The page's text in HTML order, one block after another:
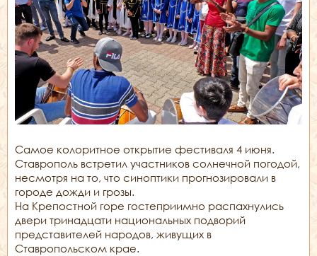
Самое колоритное открытие фестиваля 4 июня.
Ставрополь встретил участников солнечной погодой,
несмотря на то, что синоптики прогнозировали в
городе дожди и грозы.
На Крепостной горе гостеприимно распахнулись
двери тринадцати национальных подворий
представителей народов, живущих в
Ставропольском крае.